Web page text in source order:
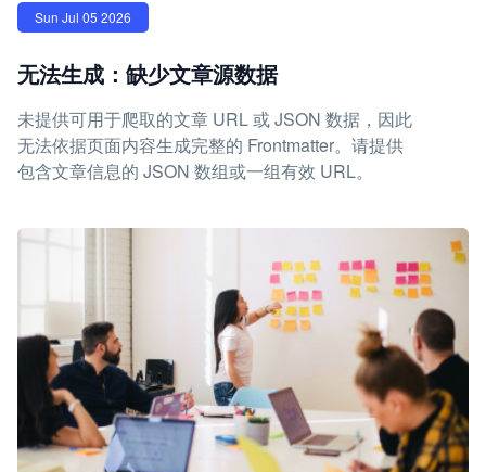
Sun Jul 05 2026
无法生成：缺少文章源数据
未提供可用于爬取的文章 URL 或 JSON 数据，因此
无法依据页面内容生成完整的 Frontmatter。请提供
包含文章信息的 JSON 数组或一组有效 URL。